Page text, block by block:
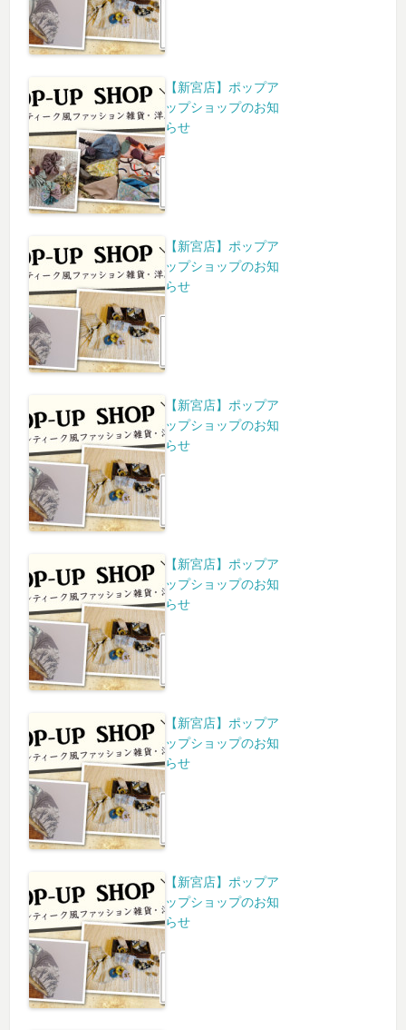
【新宮店】ポップア
ップショップのお知
らせ
【新宮店】ポップア
ップショップのお知
らせ
【新宮店】ポップア
ップショップのお知
らせ
【新宮店】ポップア
ップショップのお知
らせ
【新宮店】ポップア
ップショップのお知
らせ
【新宮店】ポップア
ップショップのお知
らせ